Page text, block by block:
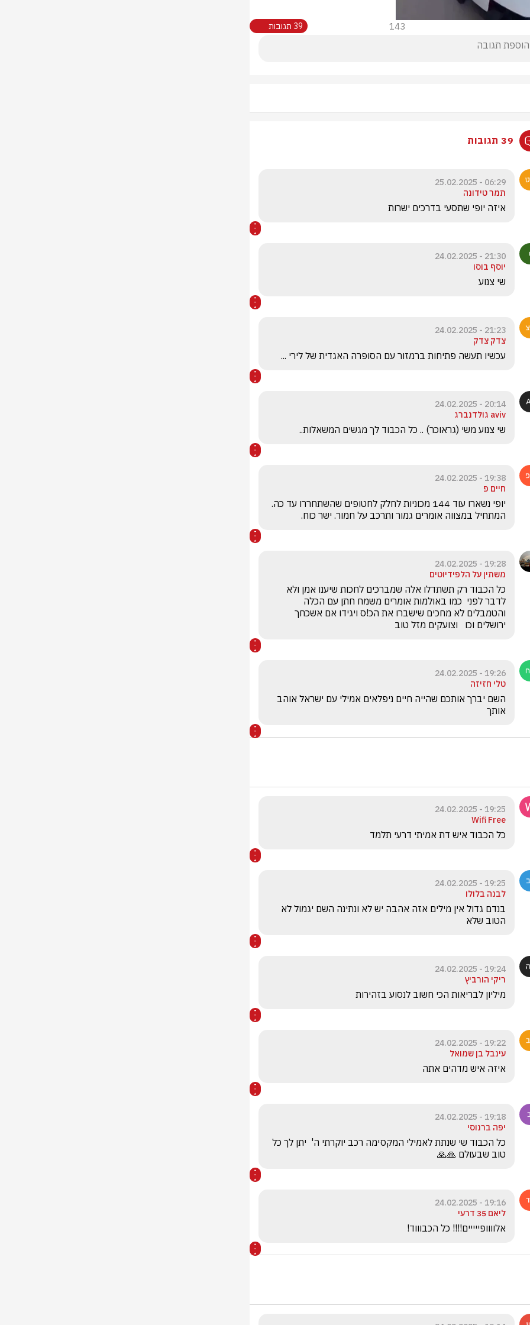
143 39 תגובות
39 תגובות
06:29 - 25.02.2025
תמר טידונה
איזה יופי שתסעי בדרכים ישרות
21:30 - 24.02.2025
יוסף בוסו
שי צנוע
21:23 - 24.02.2025
צדק צדק
עכשיו תעשה פתיחות ברמזור עם הסופרה האגדית של לירי ...
20:14 - 24.02.2025
aviv גולדנברג
שי צנוע משי (גראוכר) .. כל הכבוד לך מגשים המשאלות..
19:38 - 24.02.2025
חיים פ
המתחיל במצווה אומרים גמור ותרכב על חמור. ישר כוח.
19:28 - 24.02.2025
משתין על הלפידיוטים
ירושלים וכו   וצועקים מזל טוב
19:26 - 24.02.2025
טלי חזיזה
אותך
19:25 - 24.02.2025
Wifi Free
כל הכבוד איש דת אמיתי דרעי תלמד
19:25 - 24.02.2025
לבנה בלולו
הטוב שלא
19:24 - 24.02.2025
ריקי הורביץ
מיליון לבריאות הכי חשוב לנסוע בזהירות
19:22 - 24.02.2025
עינבל בן שמואל
איזה איש מדהים אתה
19:18 - 24.02.2025
יפה ברנוסי
טוב שבעולם 🙏🙏
19:16 - 24.02.2025
ליאם 35 דרעי
אלוווופייייים!!!! כל הכבוווד!